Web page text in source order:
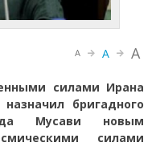
A A A
силами Ирана
бригадного
Мусави новым
силами